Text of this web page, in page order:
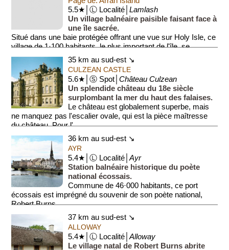
5.5★│Ⓛ Localité│Lamlash
Un village balnéaire paisible faisant face à
une île sacrée.
Situé dans une baie protégée offrant une vue sur Holy Isle, ce
village de 1·100 habitants, le plus important de l'île, se
distingue p...
35 km au sud-est ↘
CULZEAN CASTLE
5.6★│Ⓢ Spot│Château Culzean
Un splendide château du 18e siècle
surplombant la mer du haut des falaises.
Le château est globalement superbe, mais
ne manquez pas l'escalier ovale, qui est la pièce maîtresse
du château. Pour l'...
36 km au sud-est ↘
AYR
5.4★│Ⓛ Localité│Ayr
Station balnéaire historique du poète
national écossais.
Commune de 46·000 habitants, ce port
écossais est imprégné du souvenir de son poète national,
Robert Burns.
Cette station balnéaire...
37 km au sud-est ↘
ALLOWAY
5.4★│Ⓛ Localité│Alloway
Le village natal de Robert Burns abrite